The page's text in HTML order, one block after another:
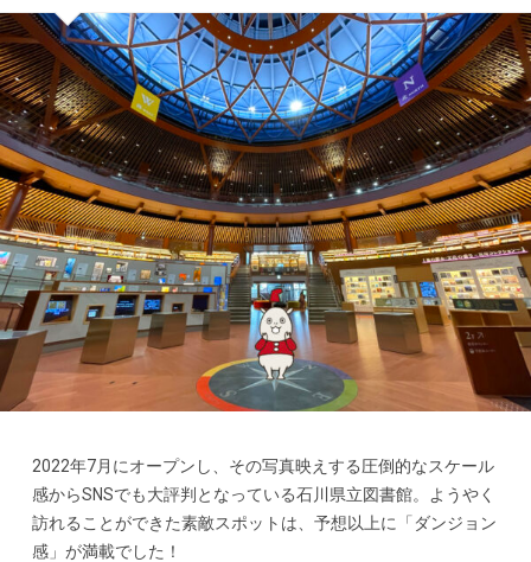
2022年7月にオープンし、その写真映えする圧倒的なスケール
感からSNSでも大評判となっている石川県立図書館。ようやく
訪れることができた素敵スポットは、予想以上に「ダンジョン
感」が満載でした！